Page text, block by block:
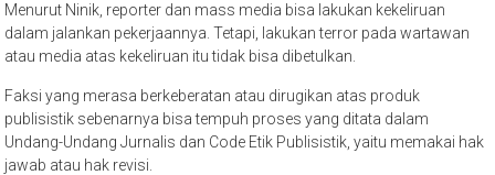
Menurut Ninik, reporter dan mass media bisa lakukan kekeliruan
dalam jalankan pekerjaannya. Tetapi, lakukan terror pada wartawan
atau media atas kekeliruan itu tidak bisa dibetulkan.
Faksi yang merasa berkeberatan atau dirugikan atas produk
publisistik sebenarnya bisa tempuh proses yang ditata dalam
Undang-Undang Jurnalis dan Code Etik Publisistik, yaitu memakai hak
jawab atau hak revisi.